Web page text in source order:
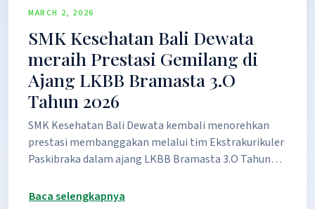
MARCH 2, 2026
SMK Kesehatan Bali Dewata
meraih Prestasi Gemilang di
Ajang LKBB Bramasta 3.O
Tahun 2026
SMK Kesehatan Bali Dewata kembali menorehkan
prestasi membanggakan melalui tim Ekstrakurikuler
Paskibraka dalam ajang LKBB Bramasta 3.O Tahun…
Baca selengkapnya